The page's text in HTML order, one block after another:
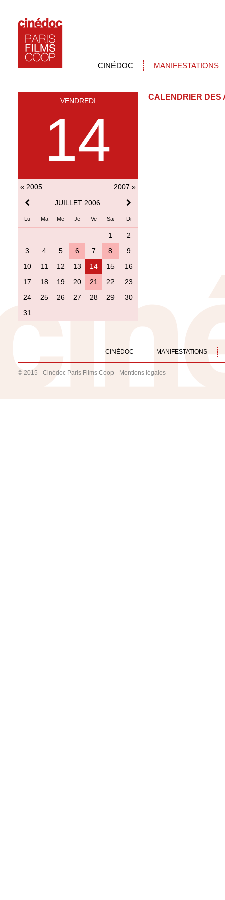
CINÉDOC MANIFESTATIONS
VENDREDI
14
« 2005
2007 »
JUILLET 2006
Lu Ma Me Je Ve Sa Di
1
2
3
4 5 6 7 8
9
10
11 12 13 14 15
16
17
18 19 20 21 22
23
24
25 26 27 28 29
30
31
CALENDRIER DES
CINÉDOC MANIFESTATIONS
© 2015 - Cinédoc Paris Films Coop - Mentions légales